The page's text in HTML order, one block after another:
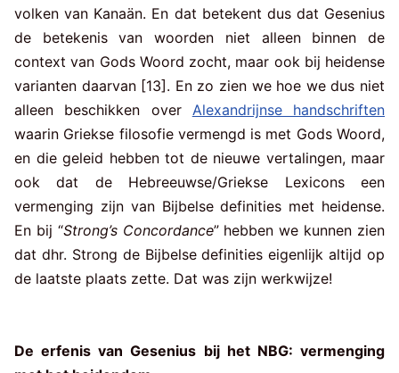
volken van Kanaän. En dat betekent dus dat Gesenius
de betekenis van woorden niet alleen binnen de
context van Gods Woord zocht, maar ook bij heidense
varianten daarvan [13]. En zo zien we hoe we dus niet
alleen beschikken over Alexandrijnse handschriften
waarin Griekse filosofie vermengd is met Gods Woord,
en die geleid hebben tot de nieuwe vertalingen, maar
ook dat de Hebreeuwse/Griekse Lexicons een
vermenging zijn van Bijbelse definities met heidense.
En bij “Strong’s Concordance” hebben we kunnen zien
dat dhr. Strong de Bijbelse definities eigenlijk altijd op
de laatste plaats zette. Dat was zijn werkwijze!
De erfenis van Gesenius bij het NBG: vermenging